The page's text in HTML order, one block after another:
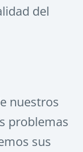
del
nuestros
problemas
sus